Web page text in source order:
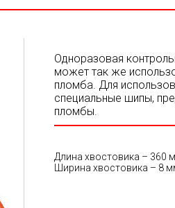
Одноразовая
может так же
пломба. Для
специальные шипы,
пломбы.
Длина хвостовика – 360
Ширина хвостовика – 8